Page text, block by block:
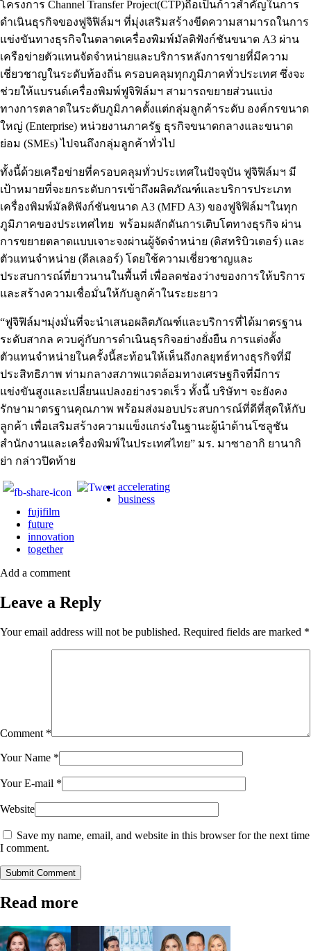
โครงการ Channel Transfer Project(CTP)ถือเป็นก้าวสำคัญในการ
ดำเนินธุรกิจของฟูจิฟิล์มฯ ที่มุ่งเสริมสร้างขีดความสามารถในการ
แข่งขันทางธุรกิจในตลาดเครื่องพิมพ์มัลติฟังก์ชันขนาด A3 ผ่าน
เครือข่ายตัวแทนจัดจำหน่ายและบริการหลังการขายที่มีความ
เชี่ยวชาญในระดับท้องถิ่น ครอบคลุมทุกภูมิภาคทั่วประเทศ ซึ่งจะ
ช่วยให้แบรนด์เครื่องพิมพ์ฟูจิฟิล์มฯ สามารถขยายส่วนแบ่ง
ทางการตลาดในระดับภูมิภาคตั้งแต่กลุ่มลูกค้าระดับ องค์กรขนาด
ใหญ่ (Enterprise) หน่วยงานภาครัฐ ธุรกิจขนาดกลางและขนาด
ย่อม (SMEs) ไปจนถึงกลุ่มลูกค้าทั่วไป
ทั้งนี้ด้วยเครือข่ายที่ครอบคลุมทั่วประเทศในปัจจุบัน ฟูจิฟิล์มฯ มี
เป้าหมายที่จะยกระดับการเข้าถึงผลิตภัณฑ์และบริการประเภท
เครื่องพิมพ์มัลติฟังก์ชันขนาด A3 (MFD A3) ของฟูจิฟิล์มฯในทุก
ภูมิภาคของประเทศไทย พร้อมผลักดันการเติบโตทางธุรกิจ ผ่าน
การขยายตลาดแบบเจาะจงผ่านผู้จัดจำหน่าย (ดิสทริบิวเตอร์) และ
ตัวแทนจำหน่าย (ดีลเลอร์) โดยใช้ความเชี่ยวชาญและ
ประสบการณ์ที่ยาวนานในพื้นที่ เพื่อลดช่องว่างของการให้บริการ
และสร้างความเชื่อมั่นให้กับลูกค้าในระยะยาว
“ฟูจิฟิล์มฯมุ่งมั่นที่จะนำเสนอผลิตภัณฑ์และบริการที่ได้มาตรฐาน
ระดับสากล ควบคู่กับการดำเนินธุรกิจอย่างยั่งยืน การแต่งตั้ง
ตัวแทนจำหน่ายในครั้งนี้สะท้อนให้เห็นถึงกลยุทธ์ทางธุรกิจที่มี
ประสิทธิภาพ ท่ามกลางสภาพแวดล้อมทางเศรษฐกิจที่มีการ
แข่งขันสูงและเปลี่ยนแปลงอย่างรวดเร็ว ทั้งนี้ บริษัทฯ จะยังคง
รักษามาตรฐานคุณภาพ พร้อมส่งมอบประสบการณ์ที่ดีที่สุดให้กับ
ลูกค้า เพื่อเสริมสร้างความแข็งแกร่งในฐานะผู้นำด้านโซลูชัน
สำนักงานและเครื่องพิมพ์ในประเทศไทย” มร. มาซาอากิ ยานากิ
ย่า กล่าวปิดท้าย
accelerating
business
fujifilm
future
innovation
together
Add a comment
Leave a Reply
Your email address will not be published. Required fields are marked *
Comment *
Your Name *
Your E-mail *
Website
Save my name, email, and website in this browser for the next time
I comment.
Submit Comment
Read more